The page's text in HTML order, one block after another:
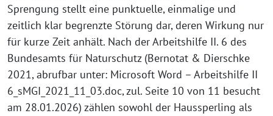
Sprengung stellt eine punktuelle, einmalige und
zeitlich klar begrenzte Störung dar, deren Wirkung nur
für kurze Zeit anhält. Nach der Arbeitshilfe II. 6 des
Bundesamts für Naturschutz (Bernotat & Dierschke
2021, abrufbar unter: Microsoft Word – Arbeitshilfe II
6_sMGI_2021_11_03.doc, zul. Seite 10 von 11 besucht
am 28.01.2026) zählen sowohl der Haussperling als